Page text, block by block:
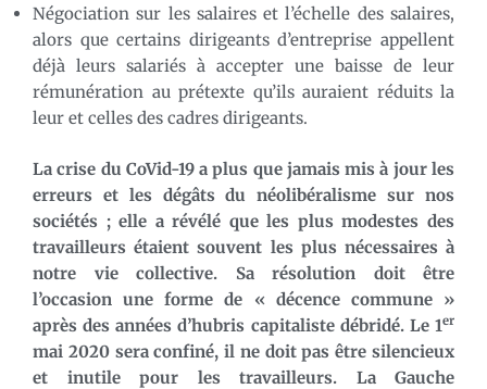
Négociation sur les salaires et l’échelle des salaires,
alors que certains dirigeants d’entreprise appellent
déjà leurs salariés à accepter une baisse de leur
rémunération au prétexte qu’ils auraient réduits la
leur et celles des cadres dirigeants.
La crise du CoVid-19 a plus que jamais mis à jour les
erreurs et les dégâts du néolibéralisme sur nos
sociétés ; elle a révélé que les plus modestes des
travailleurs étaient souvent les plus nécessaires à
notre vie collective. Sa résolution doit être
l’occasion une forme de « décence commune »
après des années d’hubris capitaliste débridé. Le 1er
mai 2020 sera confiné, il ne doit pas être silencieux
et inutile pour les travailleurs. La Gauche